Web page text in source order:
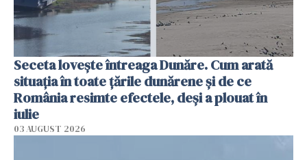
Seceta lovește întreaga Dunăre. Cum arată
situația în toate țările dunărene și de ce
România resimte efectele, deși a plouat în
iulie
03 AUGUST 2026